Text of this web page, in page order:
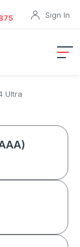
Sign In
Ultra